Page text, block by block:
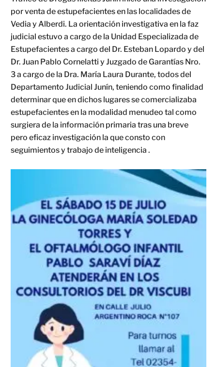
por venta de estupefacientes en las localidades de
Vedia y Alberdi. La orientación investigativa en la faz
judicial estuvo a cargo de la Unidad Especializada de
Estupefacientes a cargo del Dr. Esteban Lopardo y del
Dr. Juan Pablo Cornelatti y Juzgado de Garantías Nro.
3 a cargo de la Dra. María Laura Durante, todos del
Departamento Judicial Junín, teniendo como finalidad
determinar que en dichos lugares se comercializaba
estupefacientes en la modalidad menudeo tal como
surgiera de la información primaria tras una breve
pero eficaz investigación la que consto con
seguimientos y trabajo de inteligencia .